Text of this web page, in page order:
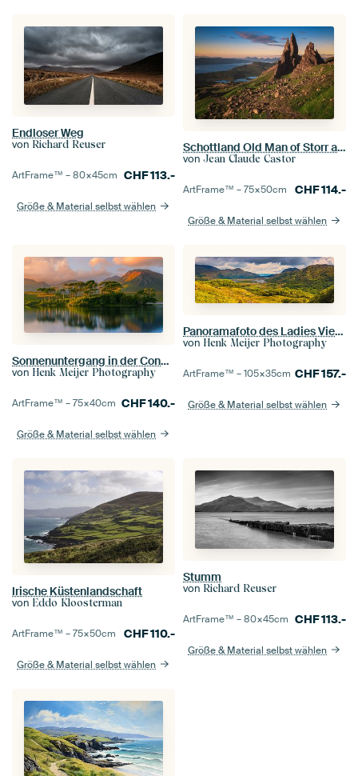
Endloser Weg
von Richard Reuser
ArtFrame™ –80×45cm CHF113.-
Größe & Material selbst wählen
Schottland Old Man of Storr auf der Skye
von Jean Claude Castor
ArtFrame™ –75×50cm CHF114.-
Größe & Material selbst wählen
Sonnenuntergang in der Connemara am Derryclare Lough, Irland
von Henk Meijer Photography
ArtFrame™ –75×40cm CHF140.-
Größe & Material selbst wählen
Panoramafoto des Ladies View im Killarney National Park
von Henk Meijer Photography
ArtFrame™ –105×35cm CHF157.-
Größe & Material selbst wählen
Irische Küstenlandschaft
von Eddo Kloosterman
ArtFrame™ –75×50cm CHF110.-
Größe & Material selbst wählen
Stumm
von Richard Reuser
ArtFrame™ –80×45cm CHF113.-
Größe & Material selbst wählen